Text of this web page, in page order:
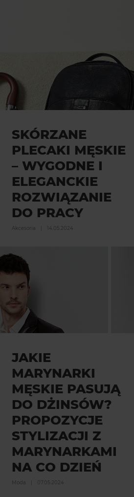
SKÓRZANE
PLECAKI MĘSKIE
– WYGODNE I
ELEGANCKIE
ROZWIĄZANIE
DO PRACY
Akcesoria 14.05.2024
JAKIE
MARYNARKI
MĘSKIE PASUJĄ
DO DŻINSÓW?
PROPOZYCJE
STYLIZACJI Z
MARYNARKAMI
NA CO DZIEŃ
Moda 07.05.2024